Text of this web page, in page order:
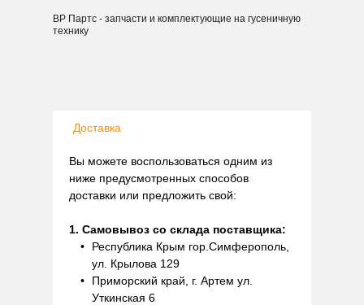
ВР Партс - запчасти и комплектующие на гусеничную
технику
Доставка
Вы можете воспользоваться одним из
ниже предусмотренных способов
доставки или предложить свой:
1. Самовывоз со склада поставщика:
Республика Крым гор.Симферополь,
ул. Крылова 129
Приморский край, г. Артем ул.
Уткинская 6